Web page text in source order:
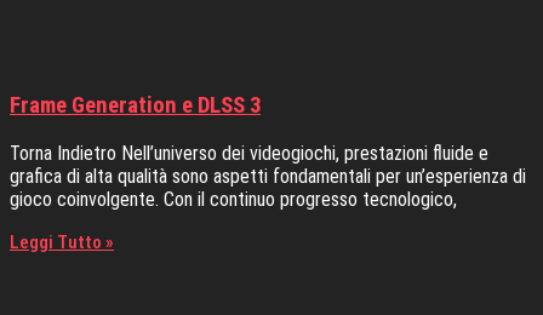
Frame Generation e DLSS 3
Torna Indietro Nell’universo dei videogiochi, prestazioni fluide e
grafica di alta qualità sono aspetti fondamentali per un’esperienza di
gioco coinvolgente. Con il continuo progresso tecnologico,
Leggi Tutto »